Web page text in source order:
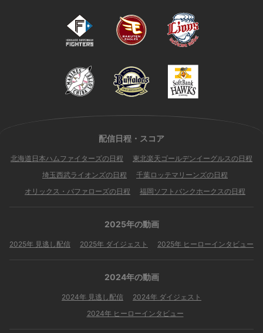
配信日程・スコア
北海道日本ハムファイターズの日程
東北楽天ゴールデンイーグルスの日程
埼玉西武ライオンズの日程
千葉ロッテマリーンズの日程
オリックス・バファローズの日程
福岡ソフトバンクホークスの日程
2025年の動画
2025年 見逃し配信 2025年 ダイジェスト 2025年 ヒーローインタビュー
2024年の動画
2024年 見逃し配信
2024年 ダイジェスト
2024年 ヒーローインタビュー